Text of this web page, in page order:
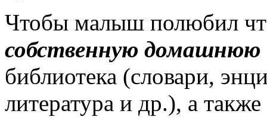
Чтобы малыш полюбил
собственную домашнюю
библиотека (словари,
литература и др.), а